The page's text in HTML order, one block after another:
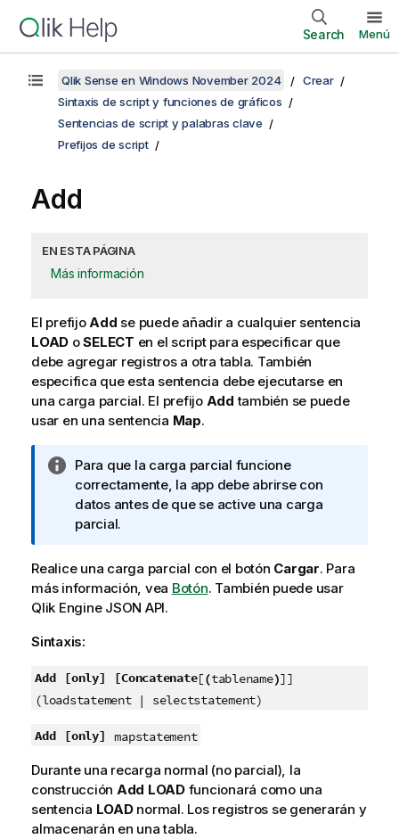
Search Menú
Qlik Sense en Windows November 2024
Crear
Sintaxis de script y funciones de gráficos
Sentencias de script y palabras clave
Prefijos de script
Add
EN ESTA PÁGINA
Más información
El prefijoAdd se puede añadir a cualquier sentencia
LOAD oSELECT en el script para especificar que
debe agregar registros a otra tabla. También
especifica que esta sentencia debe ejecutarse en
una carga parcial. El prefijo Add también se puede
usar en una sentencia Map.
N
o
t
a
n
f
o
m
t
i
a
Para que la carga parcial funcione
correctamente, la app debe abrirse con
datos antes de que se active una carga
parcial.
Realice una carga parcial con el botón Cargar. Para
más información, vea Botón. También puede usar
Qlik Engine JSON API.
Sintaxis:
Add [only] [Concatenate[(tablename)]]
(loadstatement | selectstatement)
Add [only] mapstatement
Durante una recarga normal (no parcial), la
construcción Add LOADfuncionará como una
sentencia LOADnormal. Los registros se generarán y
almacenarán en una tabla.